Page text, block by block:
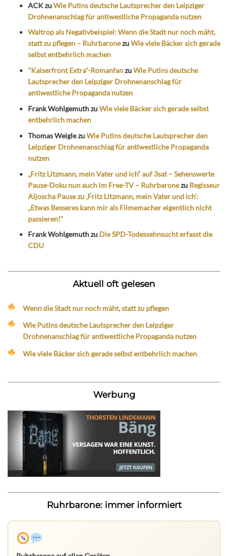
ACKzuWie Putins deutsche Lautsprecher den Leipziger
Drohnenanschlag für antiwestliche Propaganda nutzen
Waltrop als Negativbeispiel: Wenn die Stadt nur noch mäht,
statt zu pflegen – RuhrbaronezuWie viele Bäcker sich gerade
selbst entbehrlich machen
"Kaiserfront Extra"-RomanfanzuWie Putins deutsche
Lautsprecher den Leipziger Drohnenanschlag für
antiwestliche Propaganda nutzen
Frank WohlgemuthzuWie viele Bäcker sich gerade selbst
entbehrlich machen
Thomas WeiglezuWie Putins deutsche Lautsprecher den
Leipziger Drohnenanschlag für antiwestliche Propaganda
nutzen
„Fritz Litzmann, mein Vater und ich“ auf 3sat – Sehenswerte
Pause-Doku nun auch im Free-TV – Ruhrbaronezu Regisseur
Aljoscha Pause zu ‚Fritz Litzmann, mein Vater und ich‘:
„Etwas Besseres kann mir als Filmemacher eigentlich nicht
passieren!“
Frank Wohlgemuthzu Die SPD-Todessehnsucht erfasst die
CDU
Aktuell oft gelesen
Wenn die Stadt nur noch mäht, statt zu pflegen
Wie Putins deutsche Lautsprecher den Leipziger
Drohnenanschlag für antiwestliche Propaganda nutzen
Wie viele Bäcker sich gerade selbst entbehrlich machen
Werbung
Ruhrbarone: immer informiert